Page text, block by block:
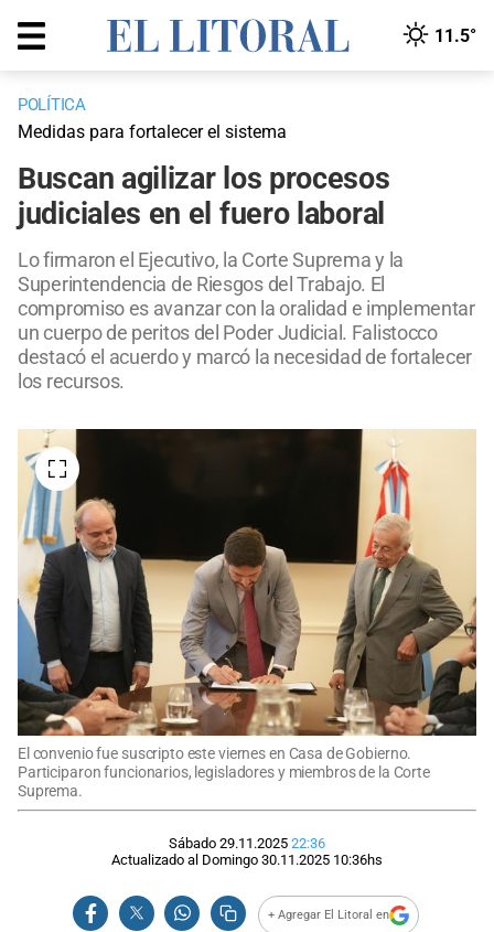
11.5°
POLÍTICA
Medidas para fortalecer el sistema
Buscan agilizar los procesos
judiciales en el fuero laboral
Lo firmaron el Ejecutivo, la Corte Suprema y la
Superintendencia de Riesgos del Trabajo. El
compromiso es avanzar con la oralidad e implementar
un cuerpo de peritos del Poder Judicial. Falistocco
destacó el acuerdo y marcó la necesidad de fortalecer
los recursos.
El convenio fue suscripto este viernes en Casa de Gobierno.
Participaron funcionarios, legisladores y miembros de la Corte
Suprema.
Sábado 29.11.2025 22:36
Actualizado al Domingo 30.11.2025 10:36hs
+ Agregar El Litoral en